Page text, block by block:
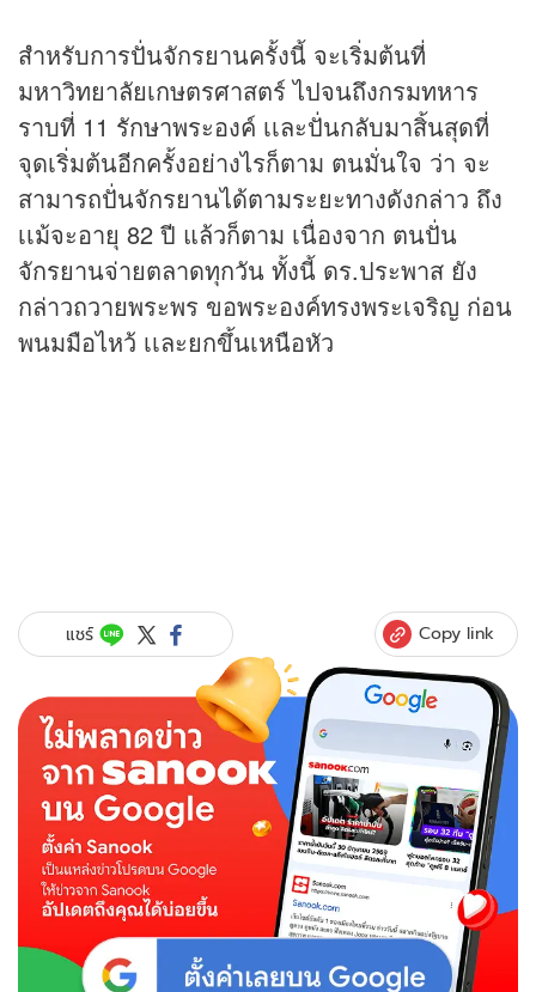
สำหรับการปั่นจักรยานครั้งนี้ จะเริ่มต้นที่
มหาวิทยาลัยเกษตรศาสตร์ ไปจนถึงกรมทหาร
ราบที่ 11 รักษาพระองค์ เเละปั่นกลับมาสิ้นสุดที่
จุดเริ่มต้นอีกครั้งอย่างไรก็ตาม ตนมั่นใจ ว่า จะ
สามารถปั่นจักรยานได้ตามระยะทางดังกล่าว ถึง
เเม้จะอายุ 82 ปี แล้วก็ตาม เนื่องจาก ตนปั่น
จักรยานจ่ายตลาดทุกวัน ทั้งนี้ ดร.ประพาส ยัง
กล่าวถวายพระพร ขอพระองค์ทรงพระเจริญ ก่อน
พนมมือไหว้ เเละยกขึ้นเหนือหัว
แชร์ Copy link